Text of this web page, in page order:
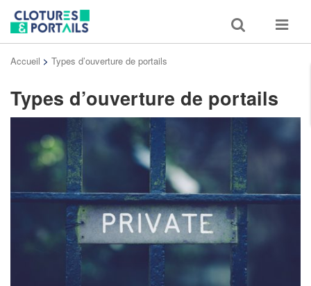
Toggle
search
Toggle
Accueil > Types d’ouverture de portails
Types d’ouverture de portails